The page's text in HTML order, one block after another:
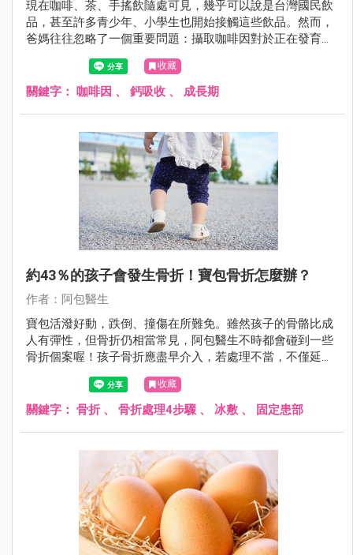
現在咖啡、茶、手搖飲隨處可見，幾乎可以說是台灣國民飲
品，甚至許多青少年、小學生也開始接觸這些飲品。然而，
爸媽往往忽略了一個重要問題：攝取咖啡因對於正在發育的
孩子，可能造成骨骼生長與健康上的影響。
收藏
關鍵字： 咖啡因 、 鈣吸收 、 成長期
約43％的孩子會發生骨折！寶包骨折怎麼辦？
作者：阿包醫生
寶包活潑好動，跌倒、撞傷在所難免。雖然孩子的骨骼比成
人有彈性，但骨折仍相當常見，阿包醫生不時都會碰到一些
骨折個案喔！孩子骨折應盡早介入，若處理不當，不僅延誤
治療，還可能影響骨骼發育與日常生活。
收藏
關鍵字： 骨折 、 骨折處理4步驟 、 冰敷 、 固定患部